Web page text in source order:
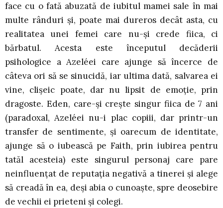
face cu o fată abuzată de iubitul mamei sale în mai
multe rânduri și, poate mai dureros decât asta, cu
realitatea unei femei care nu-și crede fiica, ci
bărbatul. Acesta este începutul decăderii
psihologice a Azeléei care ajunge să încerce de
câteva ori să se sinucidă, iar ultima dată, salvarea ei
vine, clișeic poate, dar nu lipsit de emoție, prin
dragoste. Eden, care-și crește singur fiica de 7 ani
(paradoxal, Azeléei nu-i plac copiii, dar printr-un
transfer de sentimente, și oarecum de identitate,
ajunge să o iubească pe Faith, prin iubirea pentru
tatăl acesteia) este singurul personaj care pare
neinfluențat de reputația negativă a tinerei și alege
să creadă în ea, deși abia o cunoaște, spre deosebire
de vechii ei prieteni și colegi.